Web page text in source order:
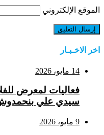
الموقع الإلكتروني
اخر الاخـبـار
14 مايو، 2026
فعاليات لمعرض
سيدي علي بنحمدوش
9 مايو، 2026